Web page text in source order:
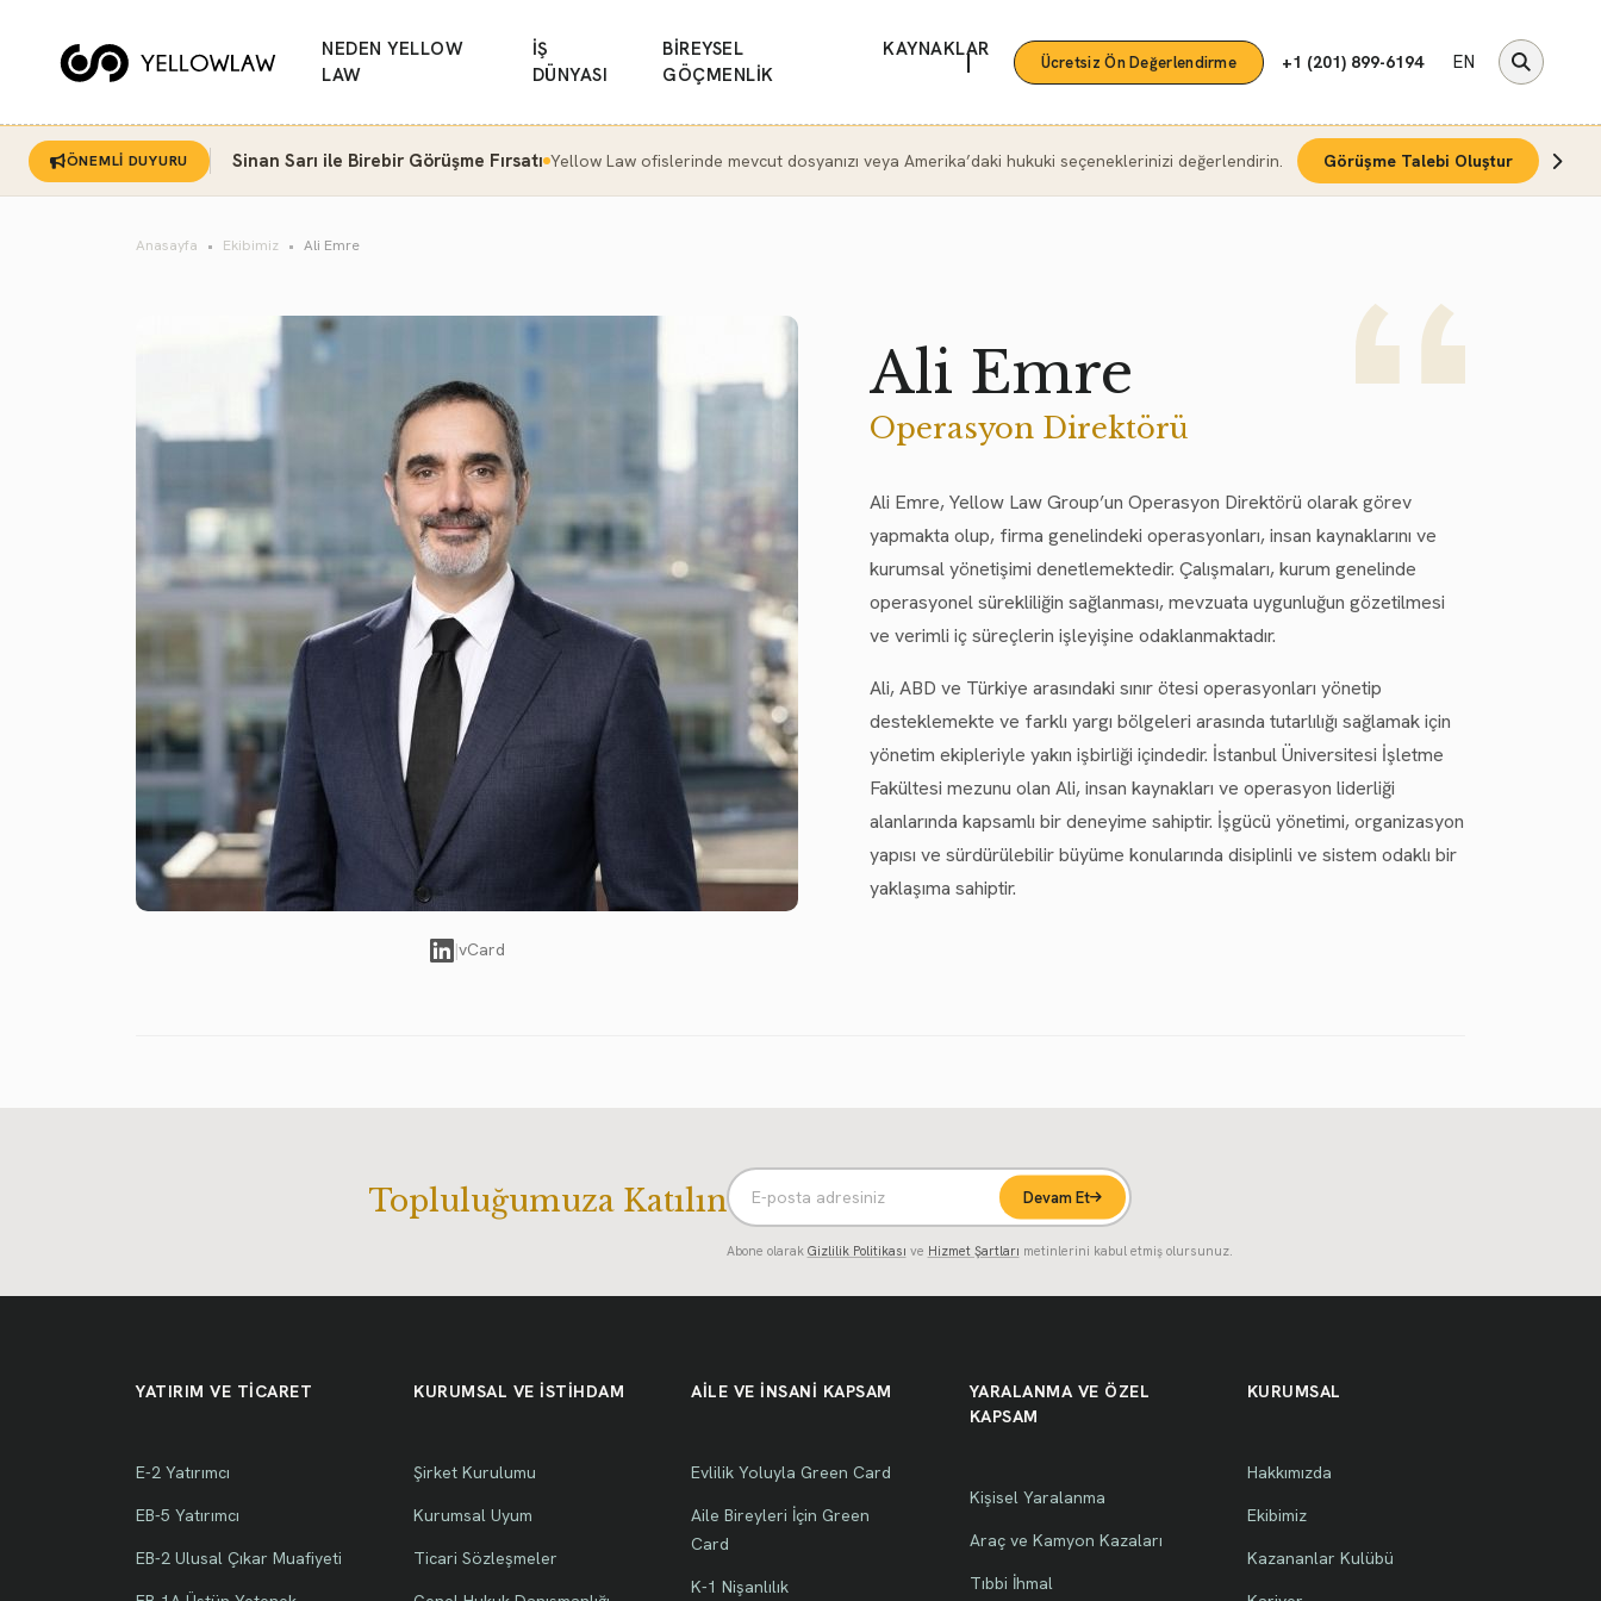
NEDEN YELLOW
LAW
İŞ
DÜNYASI
BİREYSEL
GÖÇMENLİK
KAYNAKLAR
| Ücretsiz Ön Değerlendirme +1 (201) 899-6194 EN
ÖNEMLİ DUYURU Sinan Sarı ile Birebir Görüşme Fırsatı Yellow Law ofislerinde mevcut dosyanızı veya Amerika’daki hukuki seçeneklerinizi değerlendirin. Görüşme Talebi Oluştur
Anasayfa Ekibimiz Ali Emre
|vCard
Ali Emre
Operasyon Direktörü
Ali Emre, Yellow Law Group’un Operasyon Direktörü olarak görev
yapmakta olup, firma genelindeki operasyonları, insan kaynaklarını ve
kurumsal yönetişimi denetlemektedir. Çalışmaları, kurum genelinde
operasyonel sürekliliğin sağlanması, mevzuata uygunluğun gözetilmesi
ve verimli iç süreçlerin işleyişine odaklanmaktadır.
Ali, ABD ve Türkiye arasındaki sınır ötesi operasyonları yönetip
desteklemekte ve farklı yargı bölgeleri arasında tutarlılığı sağlamak için
yönetim ekipleriyle yakın işbirliği içindedir. İstanbul Üniversitesi İşletme
Fakültesi mezunu olan Ali, insan kaynakları ve operasyon liderliği
alanlarında kapsamlı bir deneyime sahiptir. İşgücü yönetimi, organizasyon
yapısı ve sürdürülebilir büyüme konularında disiplinli ve sistem odaklı bir
yaklaşıma sahiptir.
Topluluğumuza Katılın Devam Et
Abone olarak Gizlilik Politikası ve Hizmet Şartları metinlerini kabul etmiş olursunuz.
YATIRIM VE TİCARET
E-2 Yatırımcı
EB-5 Yatırımcı
EB-2 Ulusal Çıkar Muafiyeti
KURUMSAL VE İSTİHDAM
Şirket Kurulumu
Kurumsal Uyum
Ticari Sözleşmeler
AİLE VE İNSANİ KAPSAM
Evlilik Yoluyla Green Card
Aile Bireyleri İçin Green
Card
K-1 Nişanlılık
YARALANMA VE ÖZEL
KAPSAM
Kişisel Yaralanma
Araç ve Kamyon Kazaları
Tıbbi İhmal
KURUMSAL
Hakkımızda
Ekibimiz
Kazananlar Kulübü